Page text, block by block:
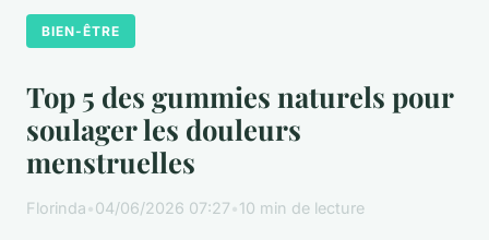
BIEN-ÊTRE
Top 5 des gummies naturels pour
soulager les douleurs
menstruelles
Florinda•04/06/2026 07:27•10 min de lecture